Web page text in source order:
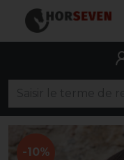
-10%